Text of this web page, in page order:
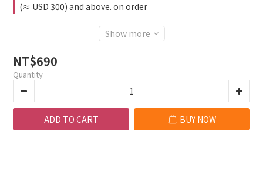
(≈ USD 300) and above. on order
Show more
NT$690
Quantity
ADD TO CART BUY NOW